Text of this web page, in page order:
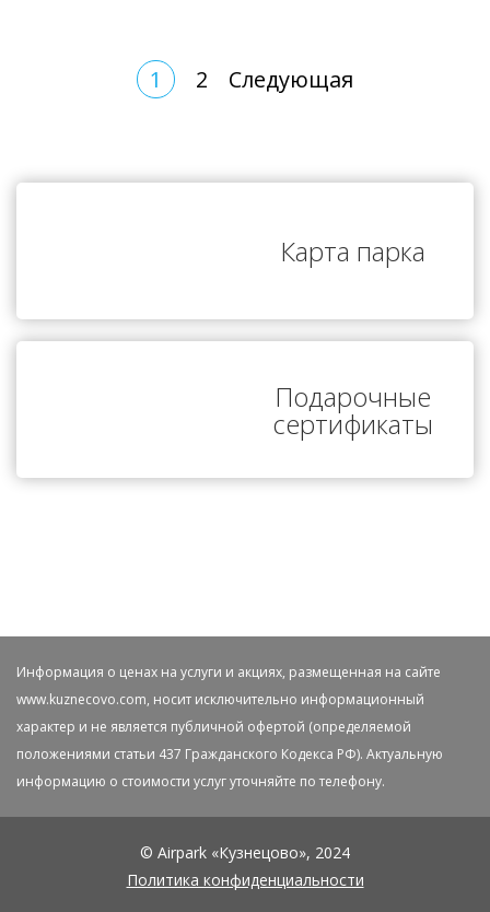
1 2 Следующая
Карта парка
Подарочные
сертификаты
Информация о ценах на услуги и акциях, размещенная на сайте
www.kuznecovo.com, носит исключительно информационный
характер и не является публичной офертой (определяемой
положениями статьи 437 Гражданского Кодекса РФ). Актуальную
информацию о стоимости услуг уточняйте по телефону.
© Airpark «Кузнецово», 2024
Политика конфиденциальности